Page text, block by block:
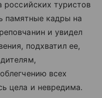
российских туристов
памятные кадры на
и увидел
подхватил ее,
всех
цела и невредима.